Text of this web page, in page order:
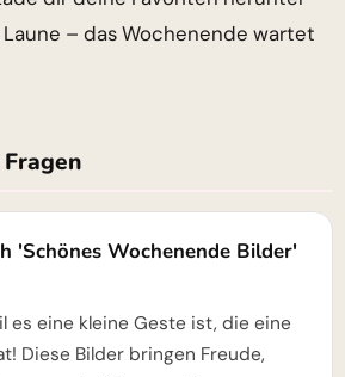
– das Wochenende wartet
'Schönes Wochenende Bilder'
es eine kleine Geste ist, die eine
Diese Bilder bringen Freude,